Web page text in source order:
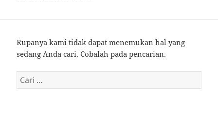
Rupanya kami tidak dapat menemukan hal yang
sedang Anda cari. Cobalah pada pencarian.
Cari
untuk: